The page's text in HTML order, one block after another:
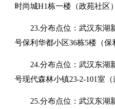
时尚城H1栋一楼（政苑社区）
23.分布点位：武汉东湖
号保利华都小区36栋5楼（保
24.分布点位：武汉东湖
号现代森林小镇23-2-101室（
25.分布点位：武汉东湖